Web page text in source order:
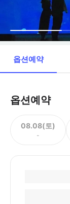
옵션예약
옵션예약
08.08(토)
-